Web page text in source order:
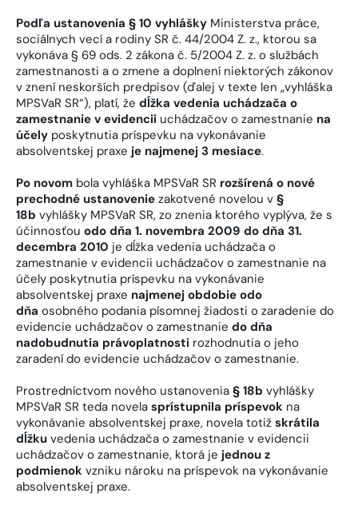
Podľa ustanovenia § 10 vyhlášky Ministerstva práce,
sociálnych vecí a rodiny SR č. 44/2004 Z. z., ktorou sa
vykonáva § 69 ods. 2 zákona č. 5/2004 Z. z. o službách
zamestnanosti a o zmene a doplnení niektorých zákonov
v znení neskorších predpisov (ďalej v texte len „vyhláška
MPSVaR SR“), platí, že dĺžka vedenia uchádzača o
zamestnanie v evidencii uchádzačov o zamestnanie na
účely poskytnutia príspevku na vykonávanie
absolventskej praxe je najmenej 3 mesiace.
Po novom bola vyhláška MPSVaR SR rozšírená o nové
prechodné ustanovenie zakotvené novelou v §
18b vyhlášky MPSVaR SR, zo znenia ktorého vyplýva, že s
účinnosťou odo dňa 1. novembra 2009 do dňa 31.
decembra 2010 je dĺžka vedenia uchádzača o
zamestnanie v evidencii uchádzačov o zamestnanie na
účely poskytnutia príspevku na vykonávanie
absolventskej praxe najmenej obdobie odo
dňa osobného podania písomnej žiadosti o zaradenie do
evidencie uchádzačov o zamestnanie do dňa
nadobudnutia právoplatnosti rozhodnutia o jeho
zaradení do evidencie uchádzačov o zamestnanie.
Prostredníctvom nového ustanovenia § 18b vyhlášky
MPSVaR SR teda novela sprístupnila príspevok na
vykonávanie absolventskej praxe, novela totiž skrátila
dĺžku vedenia uchádzača o zamestnanie v evidencii
uchádzačov o zamestnanie, ktorá je jednou z
podmienok vzniku nároku na príspevok na vykonávanie
absolventskej praxe.